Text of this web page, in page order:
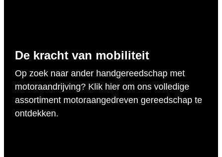
De kracht van mobiliteit
Op zoek naar ander handgereedschap met
motoraandrijving? Klik hier om ons volledige
assortiment motoraangedreven gereedschap te
ontdekken.